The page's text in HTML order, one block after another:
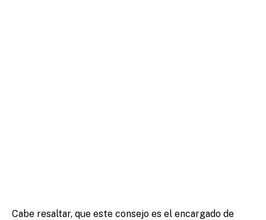
Cabe resaltar, que este consejo es el encargado de